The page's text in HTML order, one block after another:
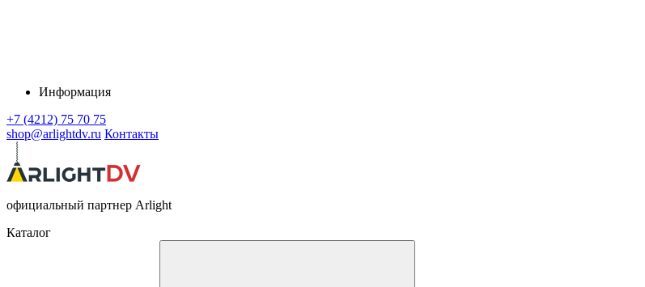
Информация
+7 (4212) 75 70 75
shop@arlightdv.ru Контакты
официальный партнер Arlight
Каталог